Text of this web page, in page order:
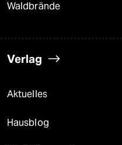
Waldbrände
Verlag
Aktuelles
Hausblog